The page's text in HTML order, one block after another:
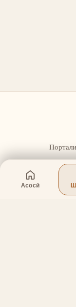
Асосӣ